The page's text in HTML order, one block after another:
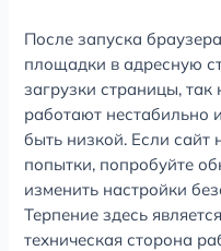
После запуска
площадки в адресную
загрузки страницы,
работают нестабильно
быть низкой. Если сайт
попытки, попробуйте
изменить настройки
Терпение здесь
техническая сторона